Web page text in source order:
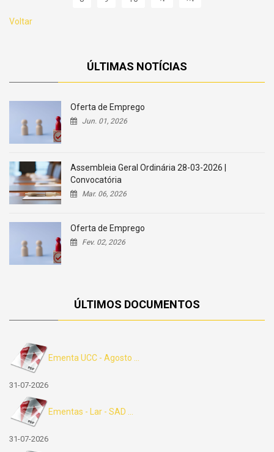
Voltar
ÚLTIMAS NOTÍCIAS
Oferta de Emprego
Jun. 01, 2026
Assembleia Geral Ordinária 28-03-2026 |
Convocatória
Mar. 06, 2026
Oferta de Emprego
Fev. 02, 2026
ÚLTIMOS DOCUMENTOS
Ementa UCC - Agosto ...
31-07-2026
Ementas - Lar - SAD ...
31-07-2026